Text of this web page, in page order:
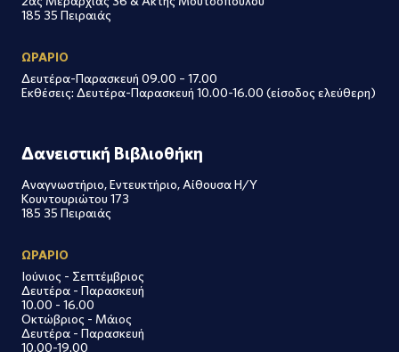
185 35 Πειραιάς
ΩΡΑΡΙΟ
Δευτέρα-Παρασκευή 09.00 – 17.00
Εκθέσεις: Δευτέρα-Παρασκευή 10.00-16.00 (είσοδος ελεύθερη)
Δανειστική Βιβλιοθήκη
Αναγνωστήριο, Εντευκτήριο, Αίθουσα Η/Υ
Κουντουριώτου 173
185 35 Πειραιάς
ΩΡΑΡΙΟ
Ιούνιος - Σεπτέμβριος
Δευτέρα - Παρασκευή
10.00 - 16.00
Οκτώβριος - Μάιος
Δευτέρα - Παρασκευή
10.00-19.00